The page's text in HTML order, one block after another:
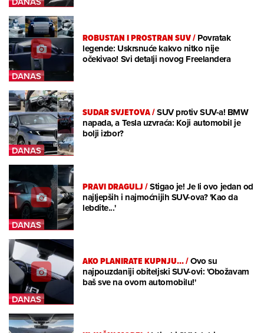
ROBUSTAN I PROSTRAN SUV/Povratak
legende: Uskrsnuće kakvo nitko nije
očekivao! Svi detalji novog Freelandera
SUDAR SVJETOVA/SUV protiv SUV-a! BMW
napada, a Tesla uzvraća: Koji automobil je
bolji izbor?
PRAVI DRAGULJ/Stigao je! Je li ovo jedan od
najljepših i najmoćnijih SUV-ova? 'Kao da
lebdite...'
AKO PLANIRATE KUPNJU.../Ovo su
najpouzdaniji obiteljski SUV-ovi: 'Obožavam
baš sve na ovom automobilu!'